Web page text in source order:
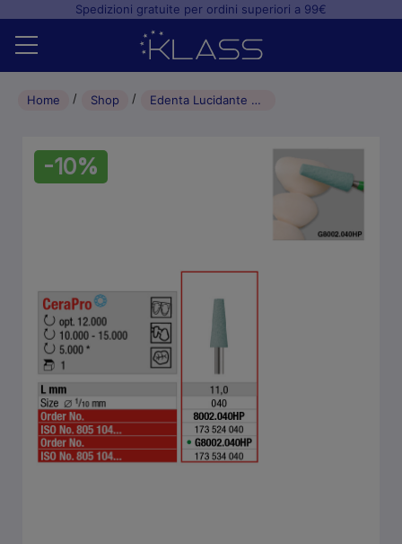
Spedizioni gratuite per ordini superiori a 99€
Home
Studio odontoiatrico
Home Shop Edenta Lucidante per ceramica CeraPro punta a cono L11.0mm 040 (1pz)
-10%